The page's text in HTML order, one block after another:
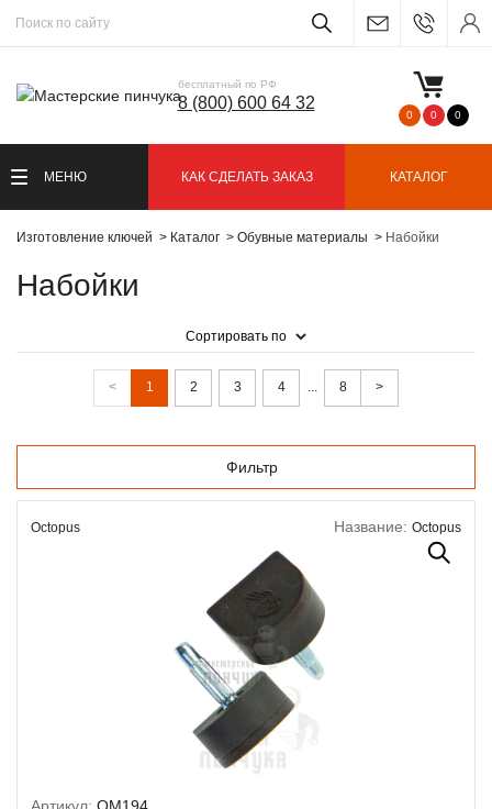
бесплатный по РФ
8 (800) 600 64 32
0 0 0
МЕНЮ КАК СДЕЛАТЬ ЗАКАЗ КАТАЛОГ
Изготовление ключей Каталог Обувные материалы Набойки
Набойки
Сортировать по
< 1 2 3 4 ... 8 >
Фильтр
Octopus Название: Octopus
Артикул: OM194